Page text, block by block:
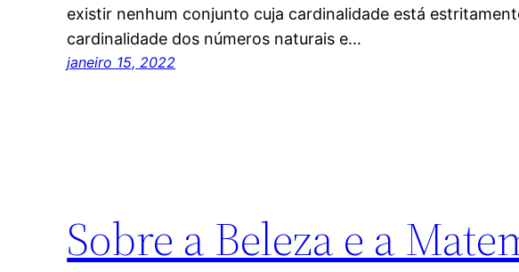
existir nenhum conjunto cuja cardinalidade está
cardinalidade dos números naturais e…
janeiro 15, 2022
Sobre a Beleza e a